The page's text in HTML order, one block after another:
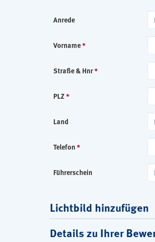
Anrede
Vorname*
Straße & Hnr*
PLZ*
Land
Telefon *
Führerschein
Lichtbild hinzufügen
Details zu Ihrer